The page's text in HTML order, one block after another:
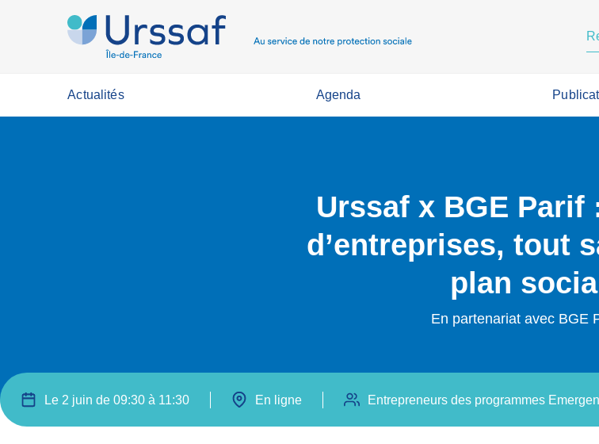
Actualités Agenda
Urssaf x BGE Parif
d’entreprises, tout
plan social
En partenariat avec BGE
Le 2 juin de 09:30 à 11:30 En ligne Entrepreneurs des programmes